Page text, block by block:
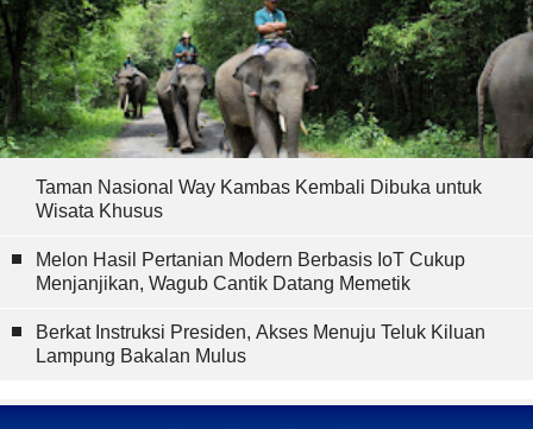
Taman Nasional Way Kambas Kembali Dibuka untuk
Wisata Khusus
Melon Hasil Pertanian Modern Berbasis IoT Cukup
Menjanjikan, Wagub Cantik Datang Memetik
Berkat Instruksi Presiden, Akses Menuju Teluk Kiluan
Lampung Bakalan Mulus